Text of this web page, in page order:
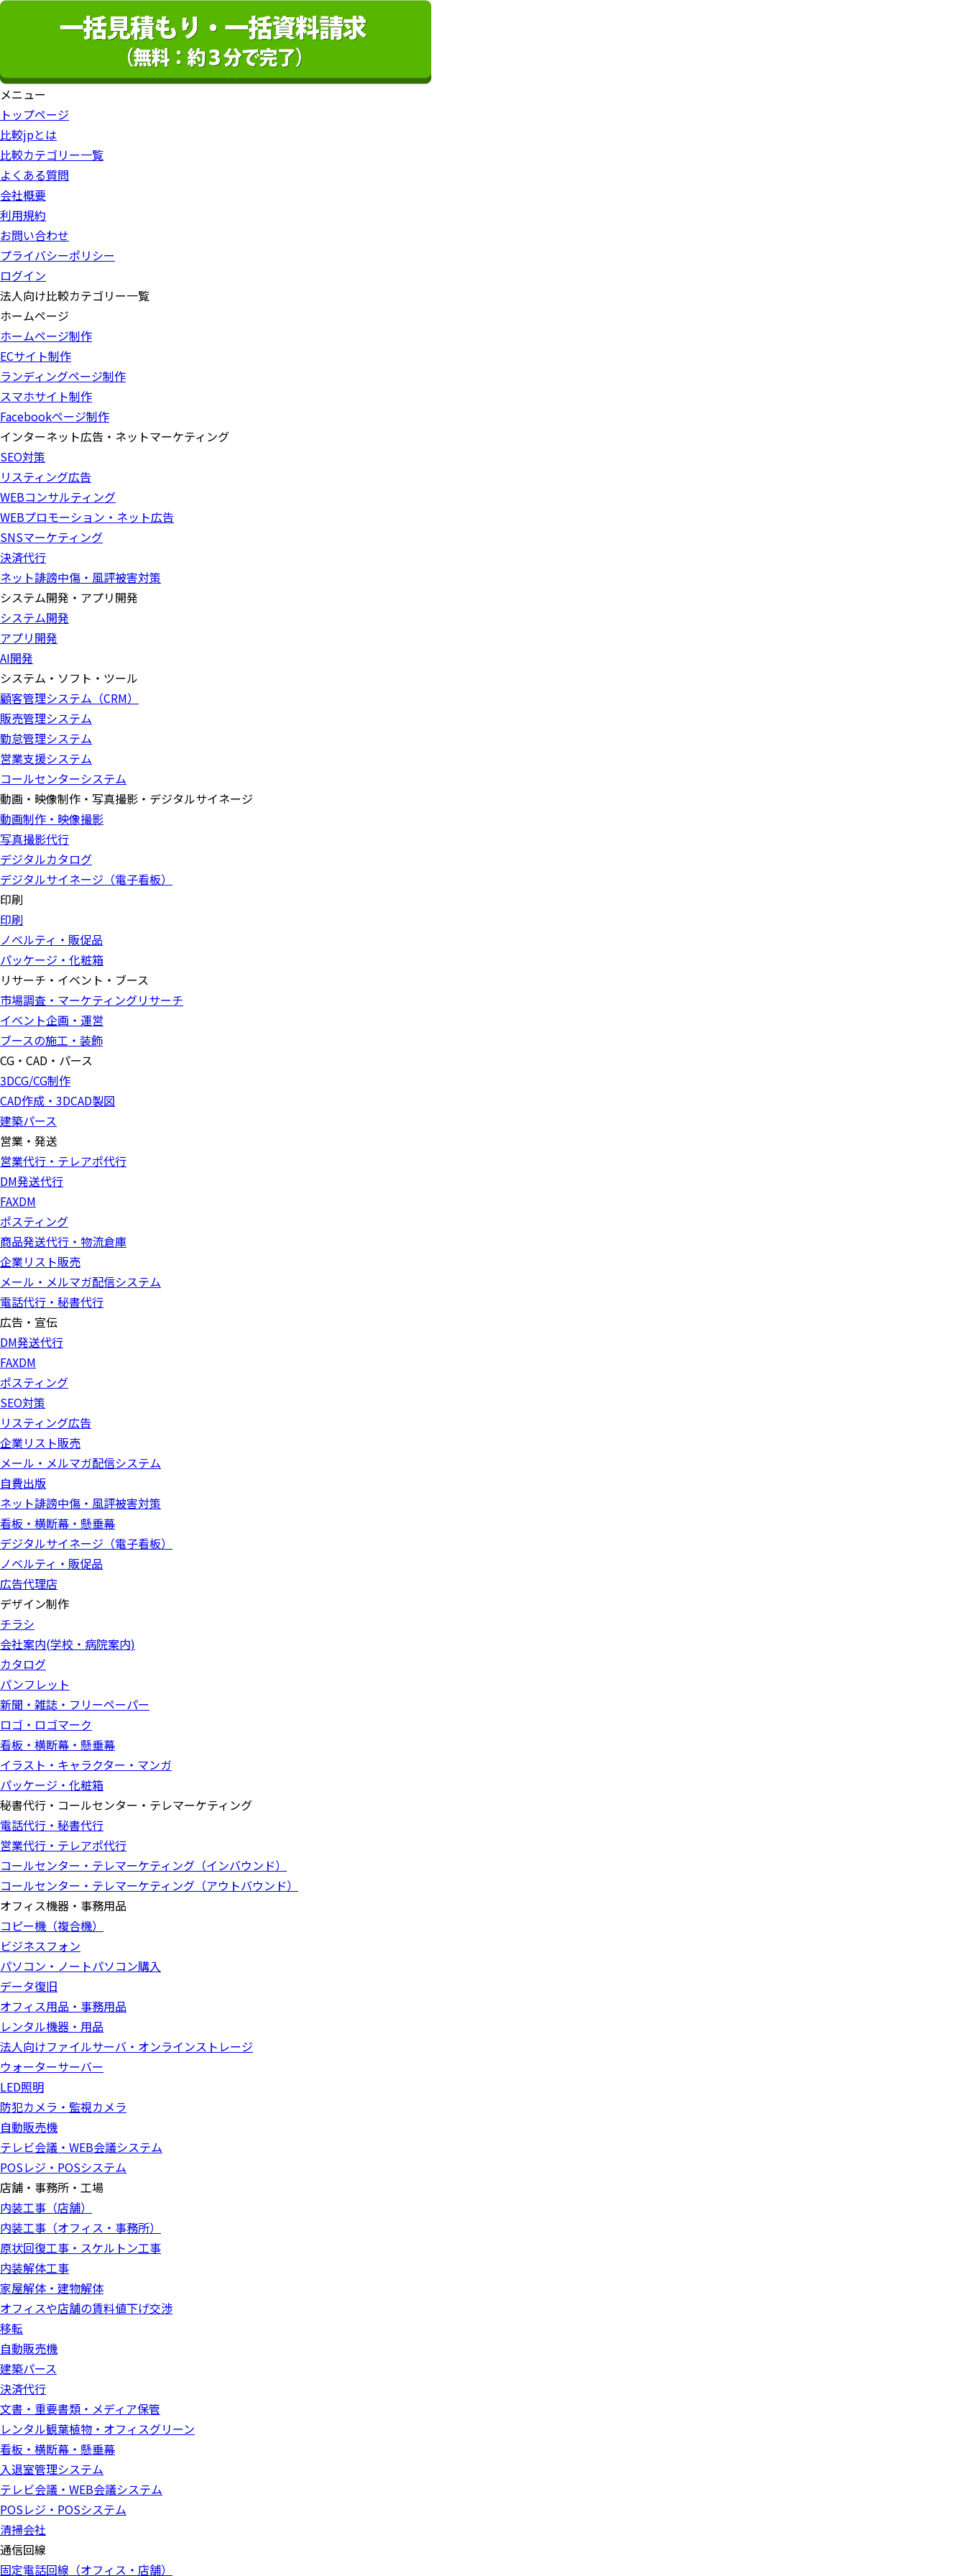
メニュー
トップページ
比較jpとは
比較カテゴリー一覧
よくある質問
会社概要
利用規約
お問い合わせ
プライバシーポリシー
ログイン
法人向け比較カテゴリー一覧
ホームページ
ホームページ制作
ECサイト制作
ランディングページ制作
スマホサイト制作
Facebookページ制作
インターネット広告・ネットマーケティング
SEO対策
リスティング広告
WEBコンサルティング
WEBプロモーション・ネット広告
SNSマーケティング
決済代行
ネット誹謗中傷・風評被害対策
システム開発・アプリ開発
システム開発
アプリ開発
AI開発
システム・ソフト・ツール
顧客管理システム（CRM）
販売管理システム
勤怠管理システム
営業支援システム
コールセンターシステム
動画・映像制作・写真撮影・デジタルサイネージ
動画制作・映像撮影
写真撮影代行
デジタルカタログ
デジタルサイネージ（電子看板）
印刷
印刷
ノベルティ・販促品
パッケージ・化粧箱
リサーチ・イベント・ブース
市場調査・マーケティングリサーチ
イベント企画・運営
ブースの施工・装飾
CG・CAD・パース
3DCG/CG制作
CAD作成・3DCAD製図
建築パース
営業・発送
営業代行・テレアポ代行
DM発送代行
FAXDM
ポスティング
商品発送代行・物流倉庫
企業リスト販売
メール・メルマガ配信システム
電話代行・秘書代行
広告・宣伝
DM発送代行
FAXDM
ポスティング
SEO対策
リスティング広告
企業リスト販売
メール・メルマガ配信システム
自費出版
ネット誹謗中傷・風評被害対策
看板・横断幕・懸垂幕
デジタルサイネージ（電子看板）
ノベルティ・販促品
広告代理店
デザイン制作
チラシ
会社案内(学校・病院案内)
カタログ
パンフレット
新聞・雑誌・フリーペーパー
ロゴ・ロゴマーク
看板・横断幕・懸垂幕
イラスト・キャラクター・マンガ
パッケージ・化粧箱
秘書代行・コールセンター・テレマーケティング
電話代行・秘書代行
営業代行・テレアポ代行
コールセンター・テレマーケティング（インバウンド）
コールセンター・テレマーケティング（アウトバウンド）
オフィス機器・事務用品
コピー機（複合機）
ビジネスフォン
パソコン・ノートパソコン購入
データ復旧
オフィス用品・事務用品
レンタル機器・用品
法人向けファイルサーバ・オンラインストレージ
ウォーターサーバー
LED照明
防犯カメラ・監視カメラ
自動販売機
テレビ会議・WEB会議システム
POSレジ・POSシステム
店舗・事務所・工場
内装工事（店舗）
内装工事（オフィス・事務所）
原状回復工事・スケルトン工事
内装解体工事
家屋解体・建物解体
オフィスや店舗の賃料値下げ交渉
移転
自動販売機
建築パース
決済代行
文書・重要書類・メディア保管
レンタル観葉植物・オフィスグリーン
看板・横断幕・懸垂幕
入退室管理システム
テレビ会議・WEB会議システム
POSレジ・POSシステム
清掃会社
通信回線
固定電話回線（オフィス・店舗）